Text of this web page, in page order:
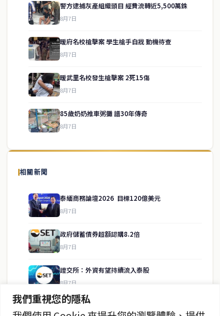
我們重視您的隱私
警方逮捕灰產組織頭目 經費流轉近5,500萬銖
8月7日
暖府名校槍擊案 學生槍手自戕 動機待查
8月7日
暖武里名校發生槍擊案 2死15傷
8月7日
85歲奶奶推車粥攤 譜30年傳奇
8月7日
相關新聞
泰緬商務論壇2026 目標120億美元
8月7日
政府儲蓄債券超額認購8.2倍
8月7日
證交所：外資有望持續流入泰股
8月7日
泰股8月6日收漲0.30% 報1614點
關於我們
泰國中文新聞（TCN）是一家總部設於曼谷的中文新聞媒體，致力於
供即時、客觀、多元的中文新聞內容。
房地產
service@thaichinesenews.com